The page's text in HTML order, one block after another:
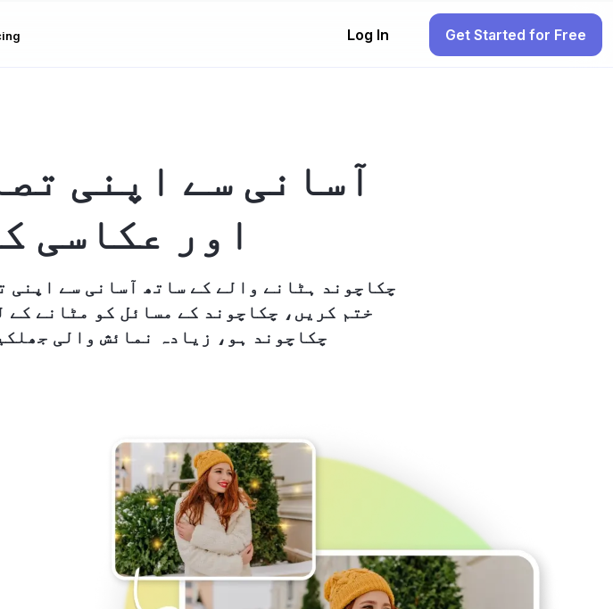
Log In Get Started for Free
آسانی سے اپنی
اور عکاسی
ختم کریں، چکاچوند کے مسائل کو مٹانے
چکاچوند ہو، زیادہ نمائش والی